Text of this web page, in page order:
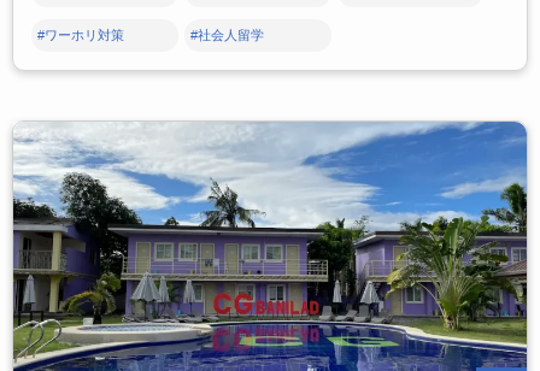
#ワーホリ対策 #社会人留学